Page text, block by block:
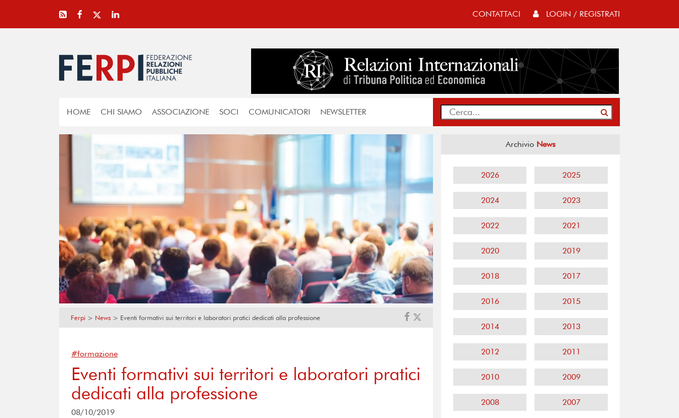
CONTATTACI LOGIN / REGISTRATI
HOME CHI SIAMO ASSOCIAZIONE SOCI COMUNICATORI NEWSLETTER
Ferpi > News > Eventi formativi sui territori e laboratori pratici dedicati alla professione
#formazione
Eventi formativi sui territori e laboratori pratici
dedicati alla professione
08/10/2019
Archivio News
2026 2025
2024 2023
2022 2021
2020 2019
2018 2017
2016 2015
2014 2013
2012 2011
2010 2009
2008 2007